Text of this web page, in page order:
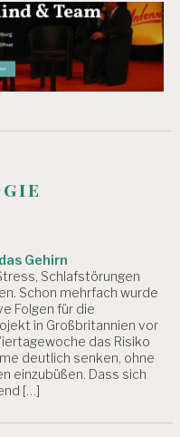
Gehirn
Schlafstörungen
Schon mehrfach wurde
Folgen für die
in Großbritannien vor
das Risiko
deutlich senken, ohne
einzubüßen. Dass sich
[…]